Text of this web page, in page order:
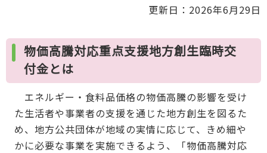
更新日：2026年6月29日
物価高騰対応重点支援地方創生臨時交
付金とは
エネルギー・食料品価格の物価高騰の影響を受け
た生活者や事業者の支援を通じた地方創生を図るた
め、地方公共団体が地域の実情に応じて、きめ細や
かに必要な事業を実施できるよう、「物価高騰対応